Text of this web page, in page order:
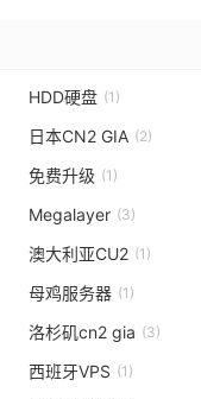
HDD硬盘 (1)
日本CN2 GIA (2)
免费升级 (1)
Megalayer (3)
澳大利亚CU2 (1)
母鸡服务器 (1)
洛杉矶cn2 gia (3)
西班牙VPS (1)